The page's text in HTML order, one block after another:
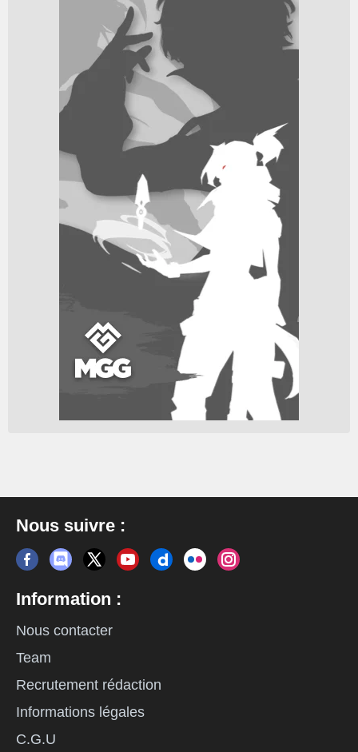
Nous suivre :
Information :
Nous contacter
Team
Recrutement rédaction
Informations légales
C.G.U